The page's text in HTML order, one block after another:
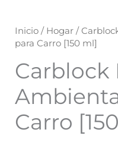
Inicio / Hogar /
para Carro [150 ml]
Carblock
Carro